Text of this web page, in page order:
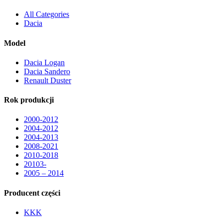
Opcje
All Categories
Dacia
Model
Dacia Logan
Dacia Sandero
Renault Duster
Rok produkcji
2000-2012
2004-2012
2004-2013
2008-2021
2010-2018
20103-
2005 – 2014
Producent części
KKK